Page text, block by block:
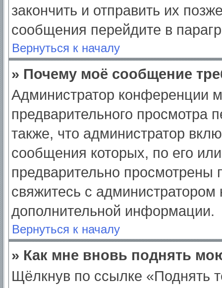
закончить и отправить их
сообщения перейдите в
Вернуться к началу
» Почему моё сообщение
Администратор конференции
предварительного просмотра
также, что администратор
сообщения которых, по его
предварительно просмотрены
свяжитесь с
дополнительной информации.
Вернуться к началу
» Как мне вновь поднять
Щёлкнув по ссылке «Поднять